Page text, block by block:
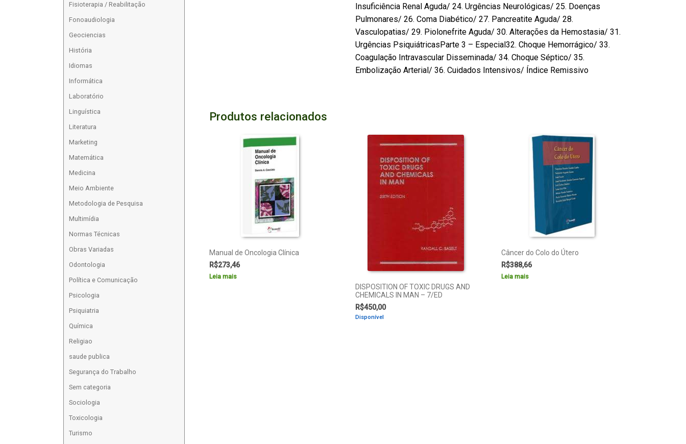
Insuficiência Renal Aguda/ 24. Urgências Neurológicas/ 25. Doenças
Pulmonares/ 26. Coma Diabético/ 27. Pancreatite Aguda/ 28.
Vasculopatias/ 29. Piolonefrite Aguda/ 30. Alterações da Hemostasia/ 31.
Urgências PsiquiátricasParte 3 – Especial32. Choque Hemorrágico/ 33.
Coagulação Intravascular Disseminada/ 34. Choque Séptico/ 35.
Embolização Arterial/ 36. Cuidados Intensivos/ Índice Remissivo
Produtos relacionados
Manual de Oncologia Clínica
R$273,46
Leia mais
DISPOSITION OF TOXIC DRUGS AND
CHEMICALS IN MAN – 7/ED
R$450,00
Disponível
Câncer do Colo do Útero
R$388,66
Leia mais
Fisioterapia / Reabilitação
Fonoaudiologia
Geociencias
História
Idiomas
Informática
Laboratório
Linguística
Literatura
Marketing
Matemática
Medicina
Meio Ambiente
Metodologia de Pesquisa
Multimídia
Normas Técnicas
Obras Variadas
Odontologia
Política e Comunicação
Psicologia
Psiquiatria
Química
Religiao
saude publica
Segurança do Trabalho
Sem categoria
Sociologia
Toxicologia
Turismo